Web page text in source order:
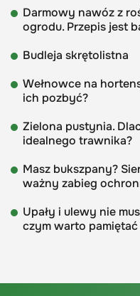
Darmowy nawóz z
ogrodu. Przepis jest
Budleja skrętolistna
Wełnowce na
ich pozbyć?
Zielona pustynia.
idealnego trawnika?
Masz bukszpany?
ważny zabieg
Upały i ulewy nie
czym warto pamiętać